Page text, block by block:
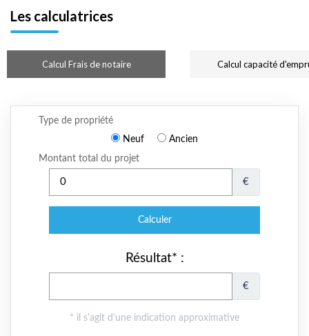
Les calculatrices
Calcul Frais de notaire Calcul capacité